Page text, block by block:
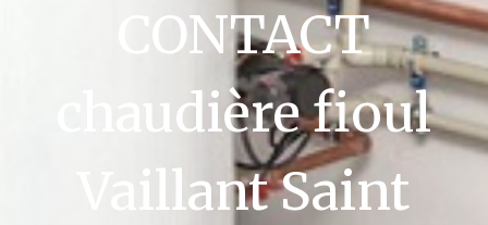
CONTACT
chaudière fioul
Vaillant Saint